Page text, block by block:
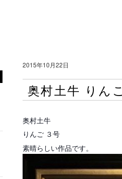
2015年10月22日
奥村土牛 りん
奥村土牛
りんご ３号
素晴らしい作品です。